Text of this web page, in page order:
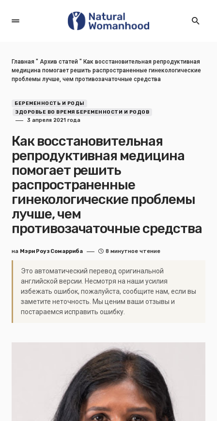
Главная " Архив статей " Как восстановительная репродуктивная
медицина помогает решить распространенные гинекологические
проблемы лучше, чем противозачаточные средства
БЕРЕМЕННОСТЬ И РОДЫ
ЗДОРОВЬЕ ВО ВРЕМЯ БЕРЕМЕННОСТИ И РОДОВ
3 апреля 2021 года
Как восстановительная
репродуктивная медицина
помогает решить
распространенные
гинекологические проблемы
лучше, чем
противозачаточные средства
на Мэри Роуз Сомарриба 8 минутное чтение
Это автоматический перевод оригинальной
английской версии. Несмотря на наши усилия
избежать ошибок, пожалуйста, сообщите нам, если вы
заметите неточность. Мы ценим ваши отзывы и
постараемся исправить ошибку.